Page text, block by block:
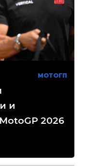
МОТОГП
и
2026